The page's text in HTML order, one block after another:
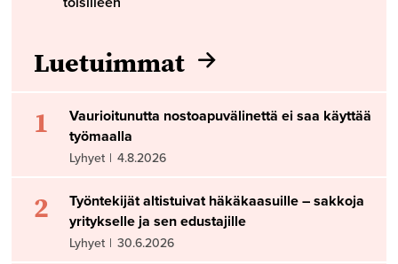
Luetuimmat
1
Vaurioitunutta nostoapuvälinettä ei saa käyttää
työmaalla
Lyhyet | 4.8.2026
2
Työntekijät altistuivat häkäkaasuille – sakkoja
yritykselle ja sen edustajille
Lyhyet | 30.6.2026